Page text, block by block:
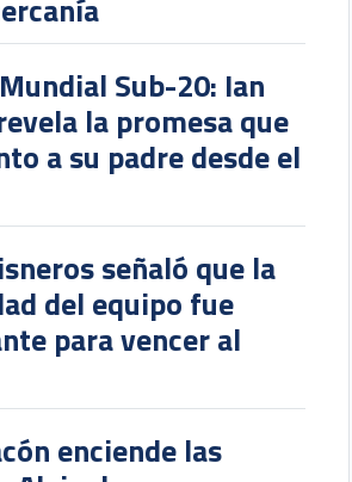
Sub-20: Ian
la promesa que
a su padre desde el
señaló que la
del equipo fue
para vencer al
enciende las